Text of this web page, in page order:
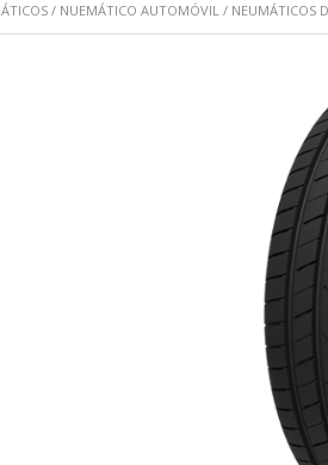
/ NUEMÁTICO AUTOMÓVIL / NEUMÁTICOS